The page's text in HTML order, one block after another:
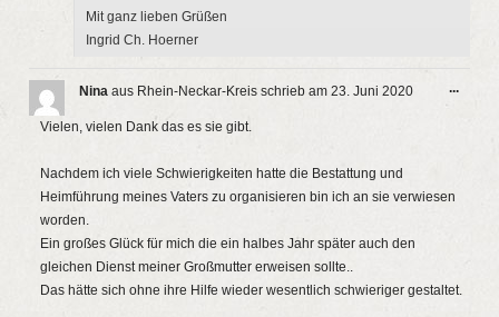
Mit ganz lieben Grüßen
Ingrid Ch. Hoerner
Ninaaus Rhein-Neckar-Kreis schrieb am 23. Juni 2020
Vielen, vielen Dank das es sie gibt.
Nachdem ich viele Schwierigkeiten hatte die Bestattung und
Heimführung meines Vaters zu organisieren bin ich an sie verwiesen
worden.
Ein großes Glück für mich die ein halbes Jahr später auch den
gleichen Dienst meiner Großmutter erweisen sollte..
Das hätte sich ohne ihre Hilfe wieder wesentlich schwieriger gestaltet.
...Diese